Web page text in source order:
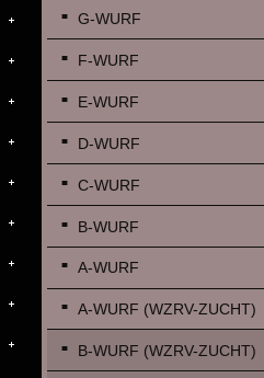
G-WURF
F-WURF
E-WURF
D-WURF
C-WURF
B-WURF
A-WURF
A-WURF (WZRV-ZUCHT)
B-WURF (WZRV-ZUCHT)